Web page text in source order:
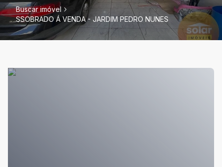
Buscar imóvel
SSOBRADO Á VENDA - JARDIM PEDRO NUNES